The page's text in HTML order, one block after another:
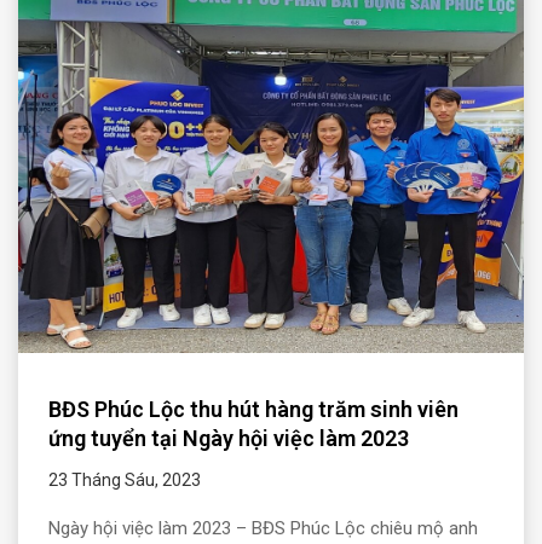
BĐS Phúc Lộc thu hút hàng trăm sinh viên
ứng tuyển tại Ngày hội việc làm 2023
23 Tháng Sáu, 2023
Ngày hội việc làm 2023 – BĐS Phúc Lộc chiêu mộ anh